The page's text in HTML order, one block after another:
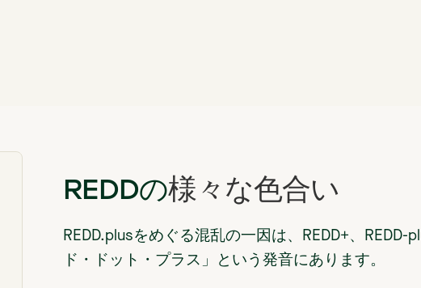
REDDの様々な色合い
REDD.plusをめぐる混乱の一因は、REDD+、REDD-
ド・ドット・プラス」という発音にあります。